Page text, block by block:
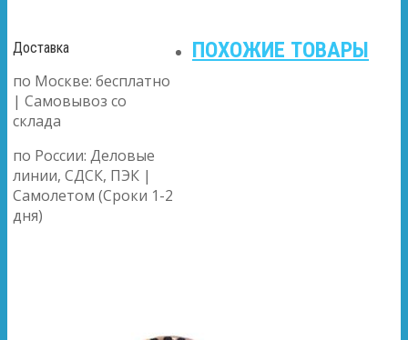
Доставка
по Москве: бесплатно
| Самовывоз со
склада
по России: Деловые
линии, СДСК, ПЭК |
Самолетом (Сроки 1-2
дня)
ПОХОЖИЕ ТОВАРЫ